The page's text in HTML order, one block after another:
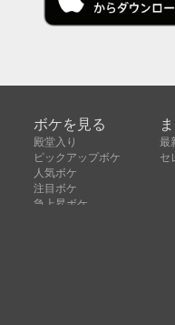
ボケを見る
殿堂入り
ピックアップボケ
人気ボケ
注目ボケ
急上昇ボケ
最
セ